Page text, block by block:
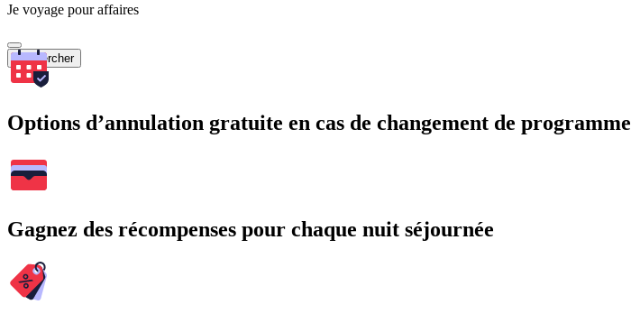
Je voyage pour affaires
Rechercher
Options d’annulation gratuite en cas de changement de programme
Gagnez des récompenses pour chaque nuit séjournée